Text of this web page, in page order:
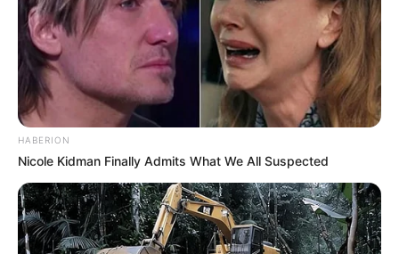
HABERION
Nicole Kidman Finally Admits What We All Suspected